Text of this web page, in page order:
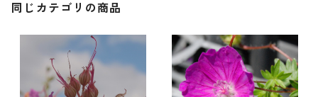
同じカテゴリの商品